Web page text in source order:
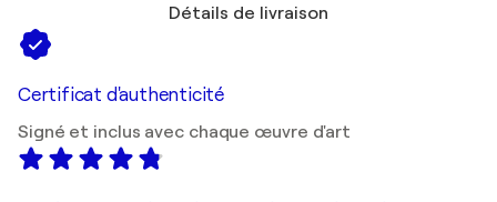
Détails de livraison
Certificat d'authenticité
Signé et inclus avec chaque œuvre d'art